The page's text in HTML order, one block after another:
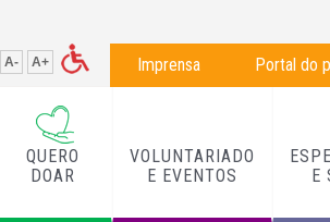
Imprensa Portal do
A- A+
QUERO
DOAR
VOLUNTARIADO
E EVENTOS
E